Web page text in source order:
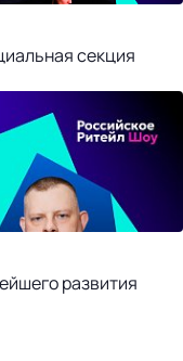
секция
развития